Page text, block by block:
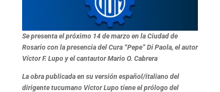
Se presenta el próximo 14 de marzo en la Ciudad de
Rosario con la presencia del Cura “Pepe” Di Paola, el autor
Víctor F. Lupo y el cantautor Mario O. Cabrera
La obra publicada en su versión español/italiano del
dirigente tucumano Víctor Lupo tiene el prólogo del